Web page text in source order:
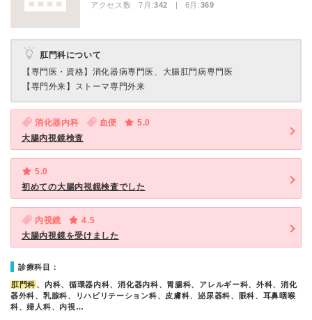
アクセス数 7月:342 | 6月:369
肛門科について
【専門医・資格】 消化器病専門医、大腸肛門病専門医
【専門外来】 ストーマ専門外来
消化器内科 血便
5.0
大腸内視鏡検査
5.0
初めての大腸内視鏡検査でした
内視鏡
4.5
大腸内視鏡を受けました
診療科目：
肛門科 、内科、循環器内科、消化器内科、胃腸科、アレルギー科、外科、消化
器外科、乳腺科、リハビリテーション科、皮膚科、泌尿器科、眼科、耳鼻咽喉
科、婦人科、内視…